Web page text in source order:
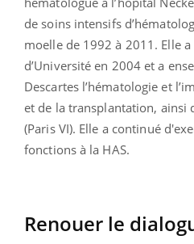
de soins intensifs
moelle de 1992 à 2011. Elle
d’Université en 2004 et a
Descartes l’hématologie et
et de la transplantation, ainsi
(Paris VI). Elle a continué
fonctions à la HAS.
Renouer le